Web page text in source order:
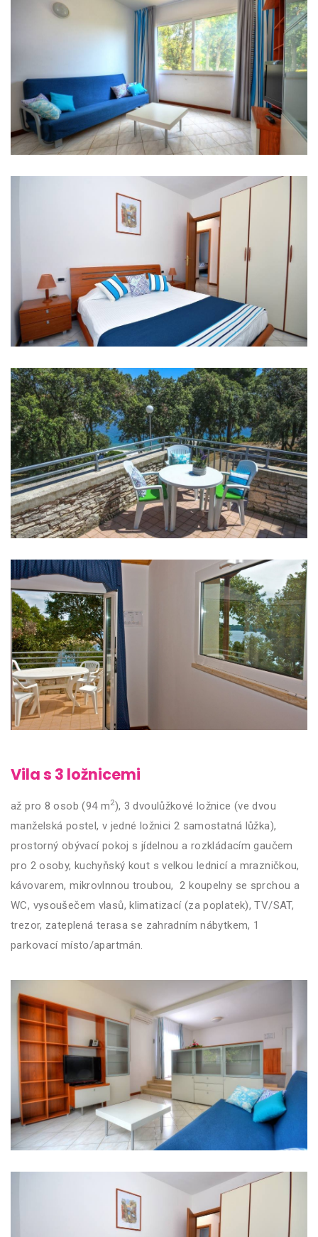
Vila s 3 ložnicemi
až pro 8 osob (94 m2), 3 dvoulůžkové ložnice (ve dvou
manželská postel, v jedné ložnici 2 samostatná lůžka),
prostorný obývací pokoj s jídelnou a rozkládacím gaučem
pro 2 osoby, kuchyňský kout s velkou lednicí a mrazničkou,
kávovarem, mikrovlnnou troubou, 2 koupelny se sprchou a
WC, vysoušečem vlasů, klimatizací (za poplatek), TV/SAT,
trezor, zateplená terasa se zahradním nábytkem, 1
parkovací místo/apartmán.